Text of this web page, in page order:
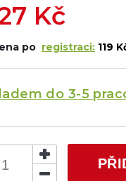
Kč
po registraci: 119
do 3-5